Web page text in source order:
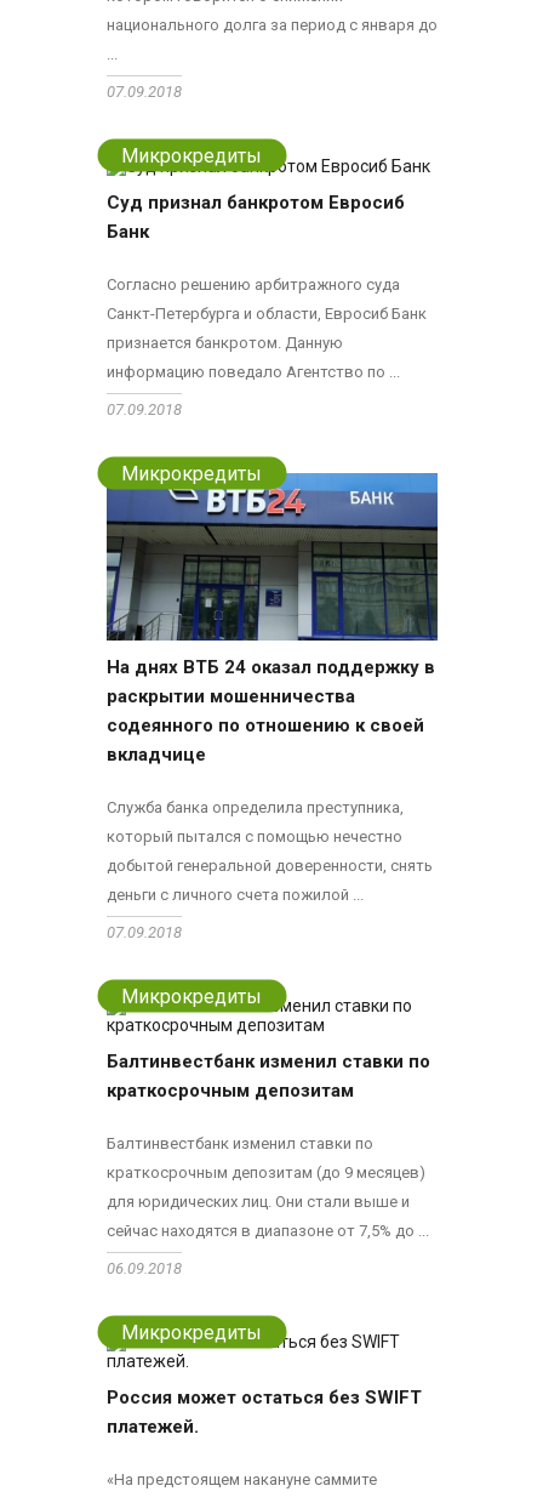
национального долга за период с января до
07.09.2018
Микрокредиты
Суд признал банкротом Евросиб
Банк
Согласно решению арбитражного суда
Санкт-Петербурга и области, Евросиб Банк
признается банкротом. Данную
информацию поведало Агентство по ...
07.09.2018
Микрокредиты
На днях ВТБ 24 оказал поддержку в
раскрытии мошенничества
содеянного по отношению к своей
вкладчице
Служба банка определила преступника,
который пытался с помощью нечестно
добытой генеральной доверенности, снять
деньги с личного счета пожилой ...
07.09.2018
Микрокредиты
Балтинвестбанк изменил ставки по
краткосрочным депозитам
Балтинвестбанк изменил ставки по
краткосрочным депозитам (до 9 месяцев)
для юридических лиц. Они стали выше и
сейчас находятся в диапазоне от 7,5% до ...
06.09.2018
Микрокредиты
Россия может остаться без SWIFT
платежей.
«На предстоящем накануне саммите